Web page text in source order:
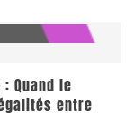
Quand le
entre